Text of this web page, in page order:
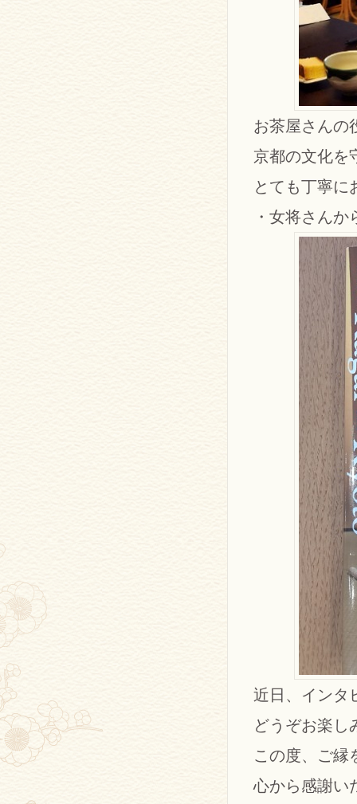
お茶屋さんの
京都の文化を
とても丁寧に
・女将さん
近日、インタ
どうぞお楽し
この度、ご縁
心から感謝い